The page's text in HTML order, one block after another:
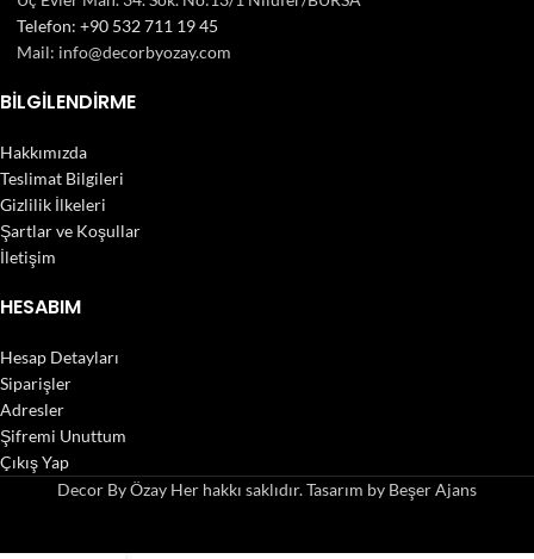
Telefon: +90 532 711 19 45
Mail: info@decorbyozay.com
BILGILENDIRME
Hakkımızda
Teslimat Bilgileri
Gizlilik İlkeleri
Şartlar ve Koşullar
İletişim
HESABIM
Hesap Detayları
Siparişler
Adresler
Şifremi Unuttum
Çıkış Yap
Decor By Özay Her hakkı saklıdır. Tasarım by Beşer Ajans